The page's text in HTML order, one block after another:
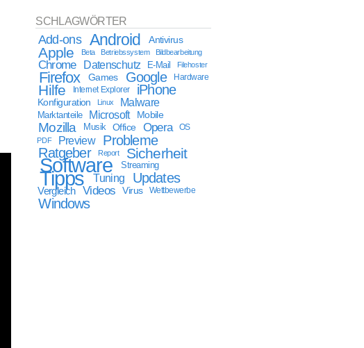
SCHLAGWÖRTER
Add-ons Android Antivirus
Apple Beta Betriebssystem Bildbearbeitung
Chrome Datenschutz E-Mail Filehoster
Firefox Games Google Hardware
Hilfe Internet Explorer iPhone
Konfiguration Linux Malware
Marktanteile Microsoft Mobile
Mozilla Musik Office Opera
OS
PDF
Preview
Probleme
Ratgeber
Report Sicherheit
Software Streaming
Tipps Tuning Updates
Vergleich Videos Virus Wettbewerbe
Windows